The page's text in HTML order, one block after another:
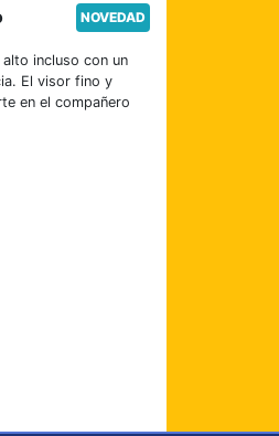
NOVEDAD
incluso con un
El visor fino y
en el compañero